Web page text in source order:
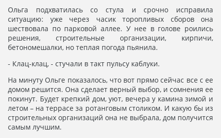
Ольга подхватилась со стула и срочно исправила
ситуацию: уже через часик торопливых сборов она
шествовала по парковой аллее. У нее в голове роились
решения, строительные организации, кирпичи,
бетономешалки, но теплая погода пьянила.
- Клац-клац, - стучали в такт пульсу каблуки.
На минуту Ольге показалось, что вот прямо сейчас все с ее
домом решится. Она сделает верный выбор, и сомнения ее
покинут. Будет крепкий дом, уют, вечера у камина зимой и
летом – на террасе за ротанговым столиком. И какую бы из
строительных организаций она не выбрала, дом получится
самым лучшим.